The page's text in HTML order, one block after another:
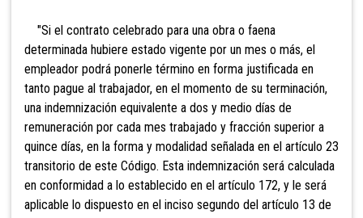
"Si el contrato celebrado para una obra o faena
determinada hubiere estado vigente por un mes o más, el
empleador podrá ponerle término en forma justificada en
tanto pague al trabajador, en el momento de su terminación,
una indemnización equivalente a dos y medio días de
remuneración por cada mes trabajado y fracción superior a
quince días, en la forma y modalidad señalada en el artículo 23
transitorio de este Código. Esta indemnización será calculada
en conformidad a lo establecido en el artículo 172, y le será
aplicable lo dispuesto en el inciso segundo del artículo 13 de